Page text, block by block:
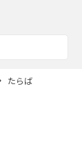
たらば